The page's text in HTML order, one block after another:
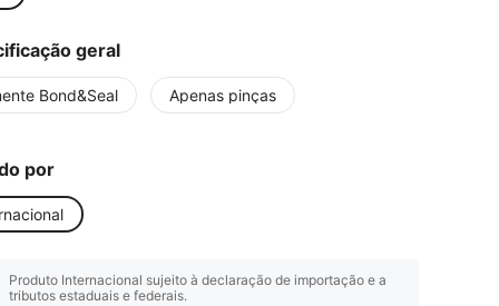
geral
Bond&Seal Apenas pinças
por
Produto Internacional sujeito à declaração de importação e a
tributos estaduais e federais.